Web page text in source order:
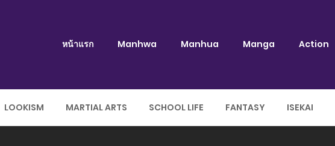
หน้าแรก Manhwa Manhua Manga Action
LOOKISM MARTIAL ARTS SCHOOL LIFE FANTASY ISEKAI